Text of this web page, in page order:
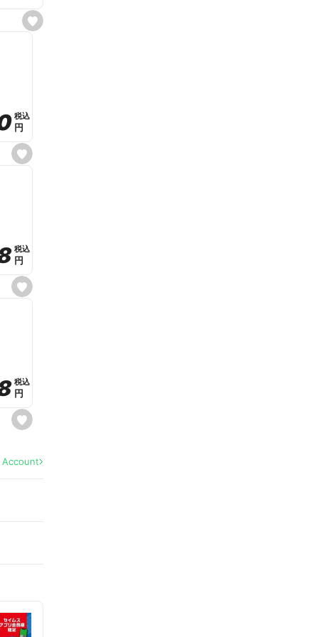
s
e
s
e
e
税込
税込
円
円
s
e
e
税込
税込
円
円
s
e
a
税込
税込
円
円